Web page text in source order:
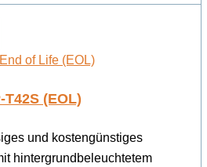
End of Life (EOL)
T42S (EOL)
und kostengünstiges
hintergrundbeleuchtetem